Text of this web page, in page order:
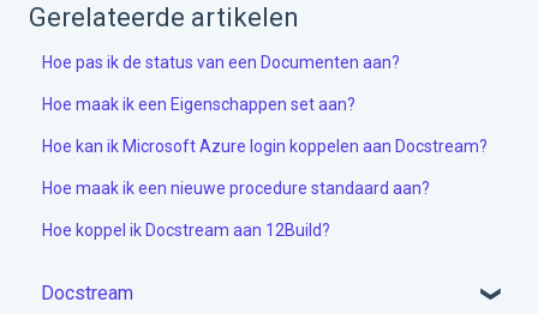
Gerelateerde artikelen
Hoe pas ik de status van een Documenten aan?
Hoe maak ik een Eigenschappen set aan?
Hoe kan ik Microsoft Azure login koppelen aan Docstream?
Hoe maak ik een nieuwe procedure standaard aan?
Hoe koppel ik Docstream aan 12Build?
Docstream